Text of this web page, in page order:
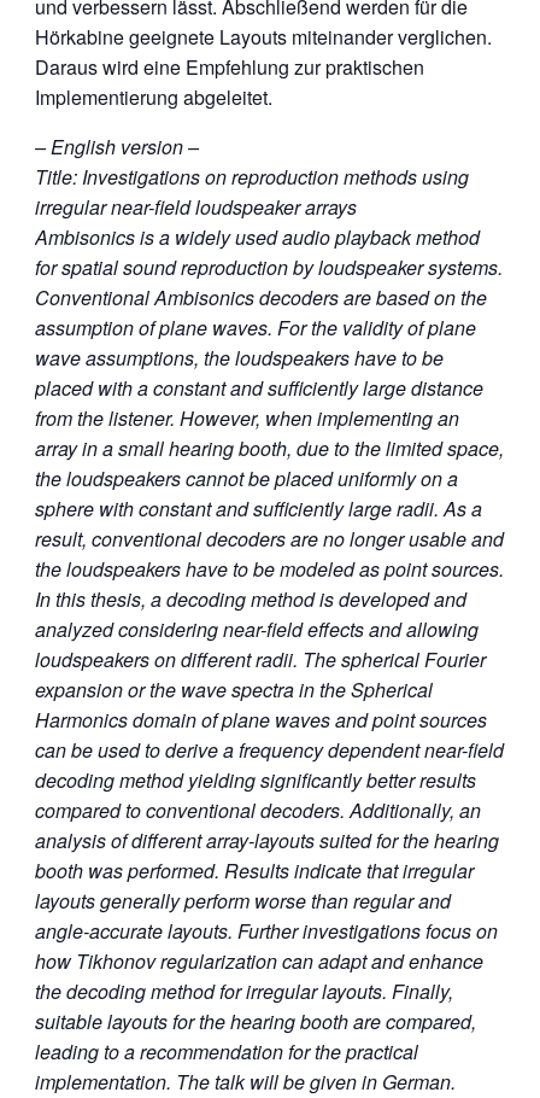
und verbessern lässt. Abschließend werden für die
Hörkabine geeignete Layouts miteinander verglichen.
Daraus wird eine Empfehlung zur praktischen
Implementierung abgeleitet.
– English version –
Title: Investigations on reproduction methods using
irregular near-field loudspeaker arrays
Ambisonics is a widely used audio playback method
for spatial sound reproduction by loudspeaker systems.
Conventional Ambisonics decoders are based on the
assumption of plane waves. For the validity of plane
wave assumptions, the loudspeakers have to be
placed with a constant and sufficiently large distance
from the listener. However, when implementing an
array in a small hearing booth, due to the limited space,
the loudspeakers cannot be placed uniformly on a
sphere with constant and sufficiently large radii. As a
result, conventional decoders are no longer usable and
the loudspeakers have to be modeled as point sources.
In this thesis, a decoding method is developed and
analyzed considering near-field effects and allowing
loudspeakers on different radii. The spherical Fourier
expansion or the wave spectra in the Spherical
Harmonics domain of plane waves and point sources
can be used to derive a frequency dependent near-field
decoding method yielding significantly better results
compared to conventional decoders. Additionally, an
analysis of different array-layouts suited for the hearing
booth was performed. Results indicate that irregular
layouts generally perform worse than regular and
angle-accurate layouts. Further investigations focus on
how Tikhonov regularization can adapt and enhance
the decoding method for irregular layouts. Finally,
suitable layouts for the hearing booth are compared,
leading to a recommendation for the practical
implementation. The talk will be given in German.